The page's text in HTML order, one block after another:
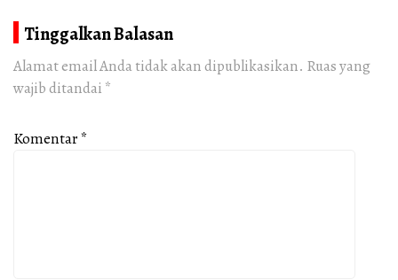
Tinggalkan Balasan
Alamat email Anda tidak akan dipublikasikan. Ruas yang
wajib ditandai *
Komentar*